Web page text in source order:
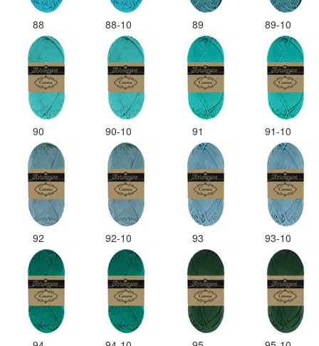
88 88-10 89 89-10
90 90-10 91 91-10
92 92-10 93 93-10